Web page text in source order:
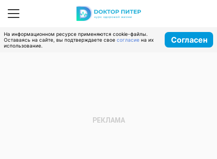
На информационном ресурсе применяются cookie-файлы.
Оставаясь на сайте, вы подтверждаете свое согласие на их
использование.
Согласен